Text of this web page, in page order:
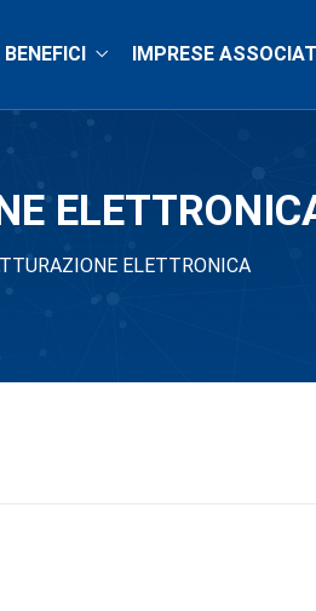
IMPRESE
ELETTRONICA